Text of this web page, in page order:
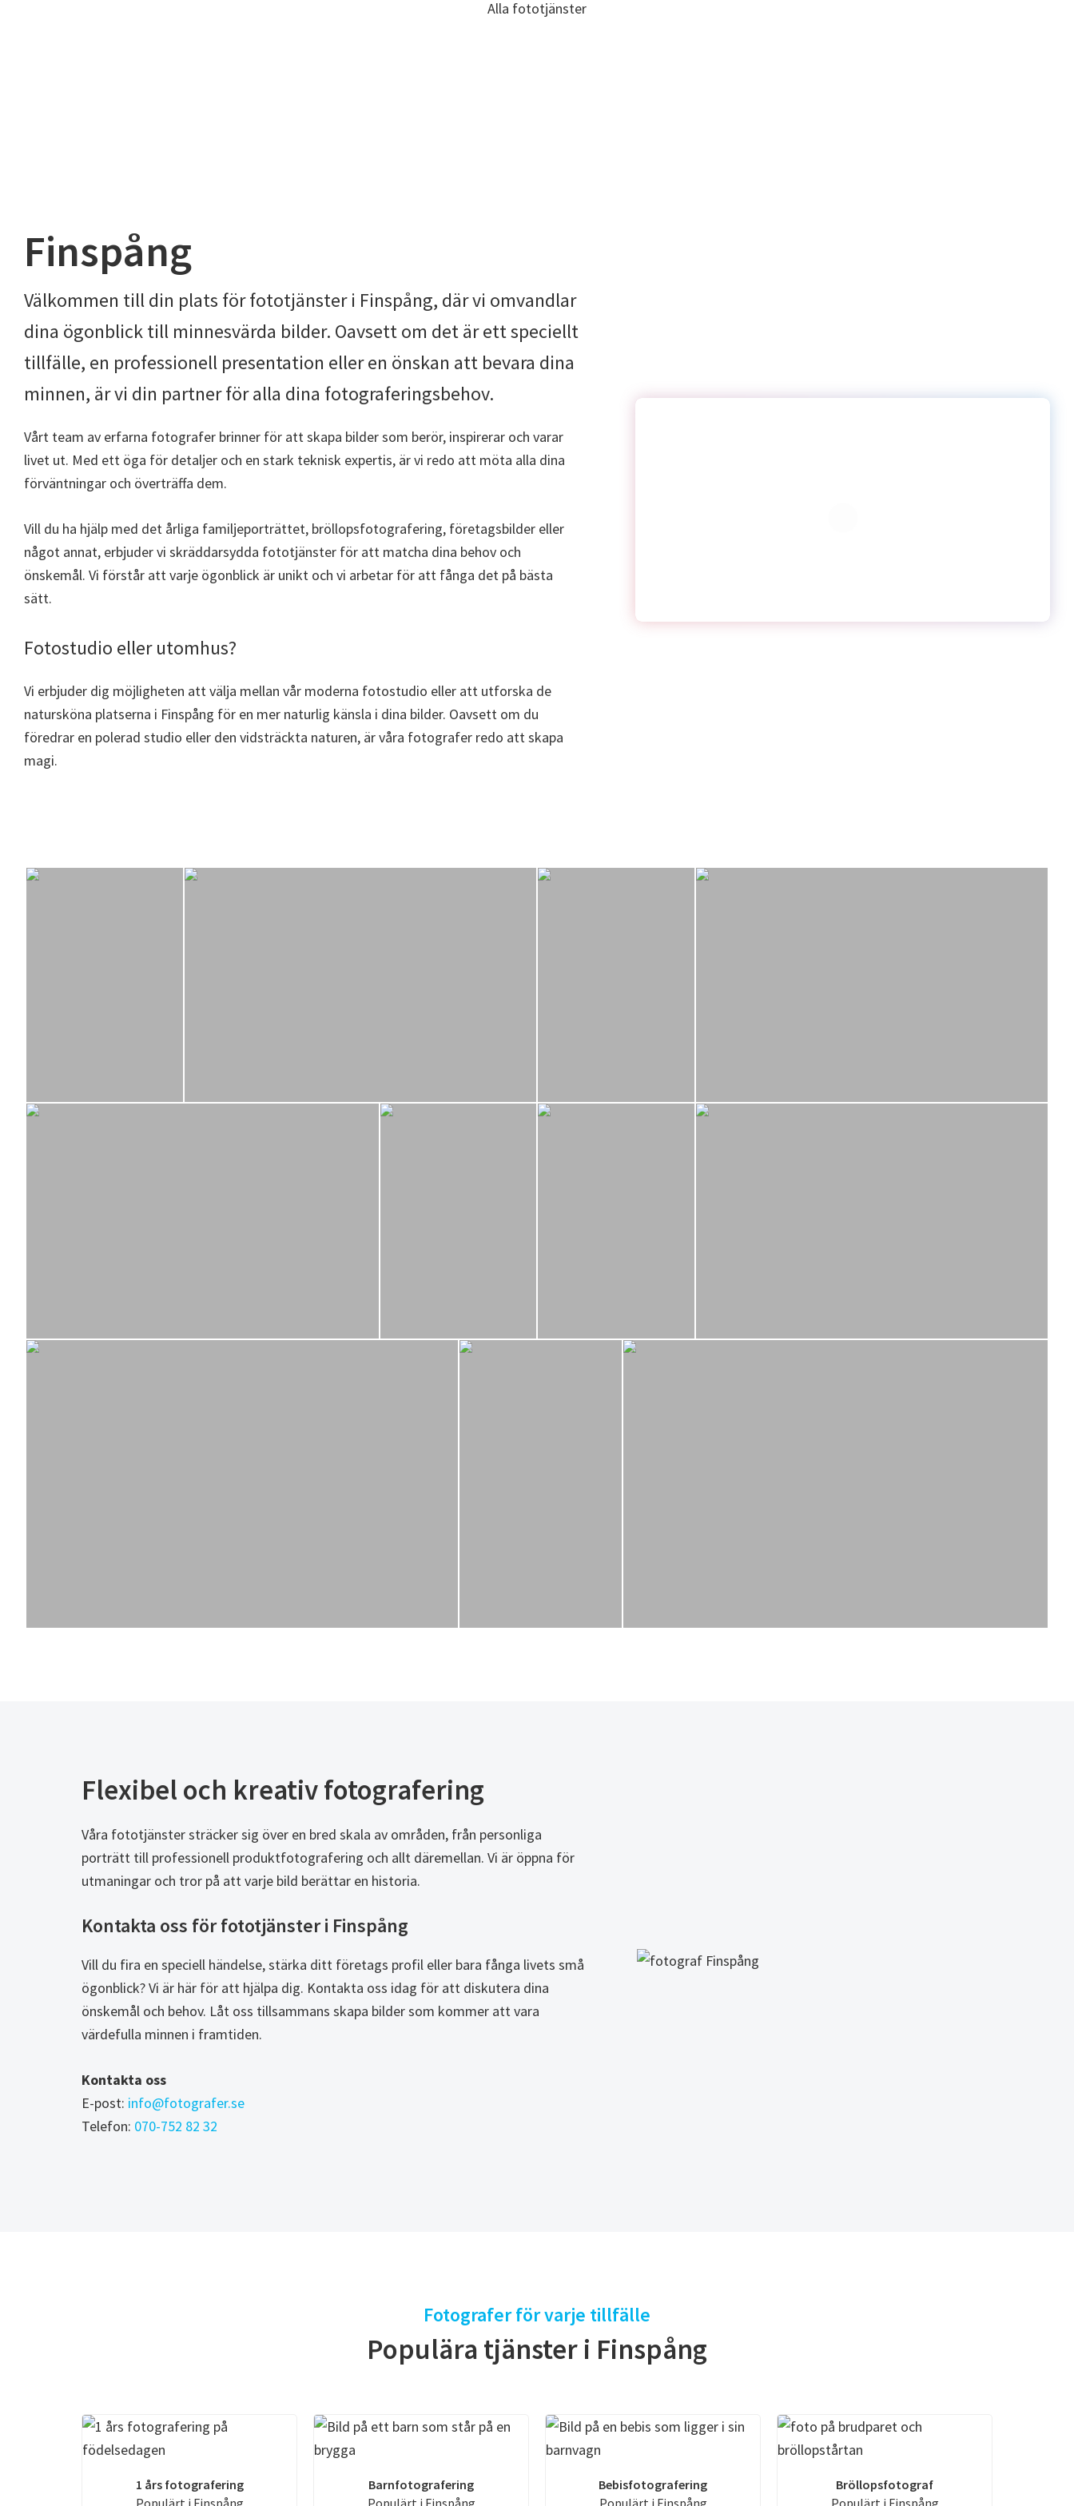
Alla fototjänster
Finspång
Välkommen till din plats för fototjänster i Finspång, där vi omvandlar
dina ögonblick till minnesvärda bilder. Oavsett om det är ett speciellt
tillfälle, en professionell presentation eller en önskan att bevara dina
minnen, är vi din partner för alla dina fotograferingsbehov.
Vårt team av erfarna fotografer brinner för att skapa bilder som berör, inspirerar och varar
livet ut. Med ett öga för detaljer och en stark teknisk expertis, är vi redo att möta alla dina
förväntningar och överträffa dem.
Vill du ha hjälp med det årliga familjeporträttet, bröllopsfotografering, företagsbilder eller
något annat, erbjuder vi skräddarsydda fototjänster för att matcha dina behov och
önskemål. Vi förstår att varje ögonblick är unikt och vi arbetar för att fånga det på bästa
sätt.
Fotostudio eller utomhus?
Vi erbjuder dig möjligheten att välja mellan vår moderna fotostudio eller att utforska de
natursköna platserna i Finspång för en mer naturlig känsla i dina bilder. Oavsett om du
föredrar en polerad studio eller den vidsträckta naturen, är våra fotografer redo att skapa
magi.
Flexibel och kreativ fotografering
Våra fototjänster sträcker sig över en bred skala av områden, från personliga
porträtt till professionell produktfotografering och allt däremellan. Vi är öppna för
utmaningar och tror på att varje bild berättar en historia.
Kontakta oss för fototjänster i Finspång
Vill du fira en speciell händelse, stärka ditt företags profil eller bara fånga livets små
ögonblick? Vi är här för att hjälpa dig. Kontakta oss idag för att diskutera dina
önskemål och behov. Låt oss tillsammans skapa bilder som kommer att vara
värdefulla minnen i framtiden.
Kontakta oss
E-post: info@fotografer.se
Telefon: 070-752 82 32
Fotografer för varje tillfälle
Populära tjänster i Finspång
1 års fotografering
Barnfotografering
Bebisfotografering
Bröllopsfotograf